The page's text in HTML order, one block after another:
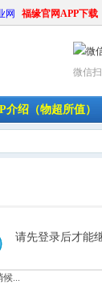
网 福缘官网APP下载
微信
介绍（物超所值）
请先登录后才能
候...